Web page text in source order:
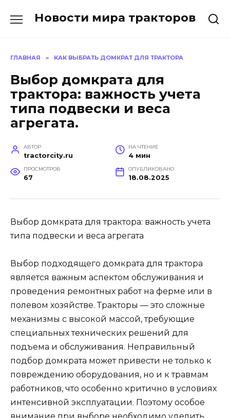
Новости мира тракторов
ГЛАВНАЯ » КАК ВЫБРАТЬ ДОМКРАТ ДЛЯ ТРАКТОРА
Выбор домкрата для
трактора: важность учета
типа подвески и веса
агрегата.
АВТОР
tractorcity.ru
НА ЧТЕНИЕ
4 мин
ПРОСМОТРОВ
67
ОПУБЛИКОВАНО
18.08.2025
Выбор домкрата для трактора: важность учета
типа подвески и веса агрегата
Выбор подходящего домкрата для трактора
является важным аспектом обслуживания и
проведения ремонтных работ на ферме или в
полевом хозяйстве. Тракторы — это сложные
механизмы с высокой массой, требующие
специальных технических решений для
подъема и обслуживания. Неправильный
подбор домкрата может привести не только к
повреждению оборудования, но и к травмам
работников, что особенно критично в условиях
интенсивной эксплуатации. Поэтому особое